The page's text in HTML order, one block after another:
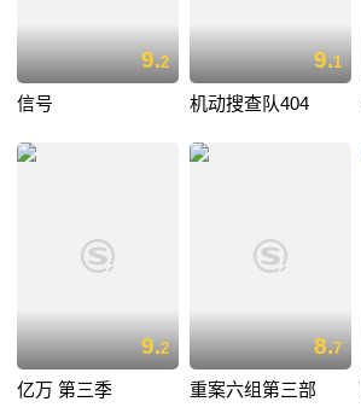
9.2
信号
9.1
机动搜查队404
9.2
亿万 第三季
8.7
重案六组第三部